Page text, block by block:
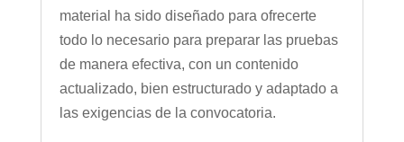
material ha sido diseñado para ofrecerte
todo lo necesario para preparar las pruebas
de manera efectiva, con un contenido
actualizado, bien estructurado y adaptado a
las exigencias de la convocatoria.